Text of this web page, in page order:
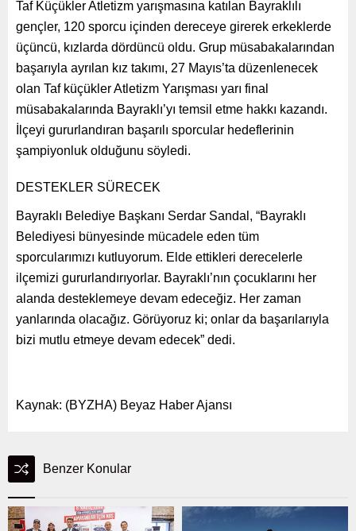
Taf Küçükler Atletizm yarışmasına katılan Bayraklılı
gençler, 120 sporcu içinden dereceye girerek erkeklerde
üçüncü, kızlarda dördüncü oldu. Grup müsabakalarından
başarıyla ayrılan kız takımı, 27 Mayıs’ta düzenlenecek
olan Taf küçükler Atletizm Yarışması yarı final
müsabakalarında Bayraklı’yı temsil etme hakkı kazandı.
İlçeyi gururlandıran başarılı sporcular hedeflerinin
şampiyonluk olduğunu söyledi.
DESTEKLER SÜRECEK
Bayraklı Belediye Başkanı Serdar Sandal, “Bayraklı
Belediyesi bünyesinde mücadele eden tüm
sporcularımızı kutluyorum. Elde ettikleri derecelerle
ilçemizi gururlandırıyorlar. Bayraklı’nın çocuklarını her
alanda desteklemeye devam edeceğiz. Her zaman
yanlarında olacağız. Görüyoruz ki; onlar da başarılarıyla
bizi mutlu etmeye devam edecek” dedi.
Kaynak: (BYZHA) Beyaz Haber Ajansı
Benzer Konular